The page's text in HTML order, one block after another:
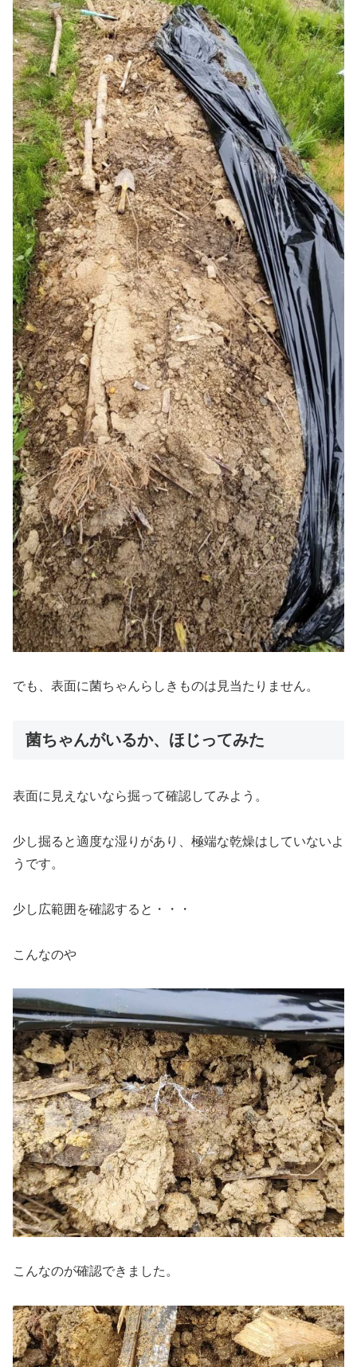
でも、表面に菌ちゃんらしきものは見当たりません。
菌ちゃんがいるか、ほじってみた
表面に見えないなら掘って確認してみよう。
少し掘ると適度な湿りがあり、極端な乾燥はしていないよ
うです。
少し広範囲を確認すると・・・
こんなのや
こんなのが確認できました。